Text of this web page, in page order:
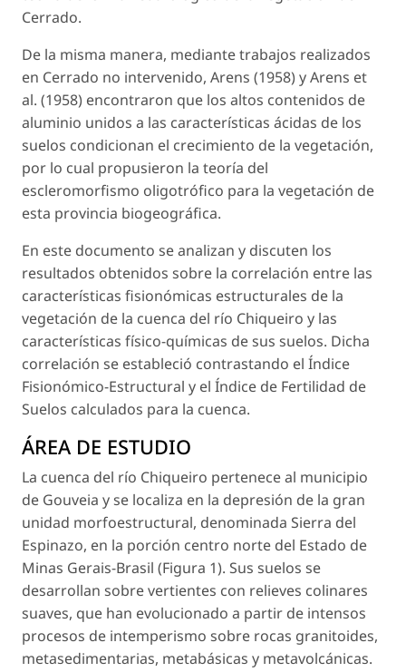
Cerrado.
De la misma manera, mediante trabajos realizados
en Cerrado no intervenido, Arens (1958) y Arens et
al. (1958) encontraron que los altos contenidos de
aluminio unidos a las características ácidas de los
suelos condicionan el crecimiento de la vegetación,
por lo cual propusieron la teoría del
escleromorfismo oligotrófico para la vegetación de
esta provincia biogeográfica.
En este documento se analizan y discuten los
resultados obtenidos sobre la correlación entre las
características fisionómicas estructurales de la
vegetación de la cuenca del río Chiqueiro y las
características físico-químicas de sus suelos. Dicha
correlación se estableció contrastando el Índice
Fisionómico-Estructural y el Índice de Fertilidad de
Suelos calculados para la cuenca.
ÁREA DE ESTUDIO
La cuenca del río Chiqueiro pertenece al municipio
de Gouveia y se localiza en la depresión de la gran
unidad morfoestructural, denominada Sierra del
Espinazo, en la porción centro norte del Estado de
Minas Gerais-Brasil (Figura 1). Sus suelos se
desarrollan sobre vertientes con relieves colinares
suaves, que han evolucionado a partir de intensos
procesos de intemperismo sobre rocas granitoides,
metasedimentarias, metabásicas y metavolcánicas.